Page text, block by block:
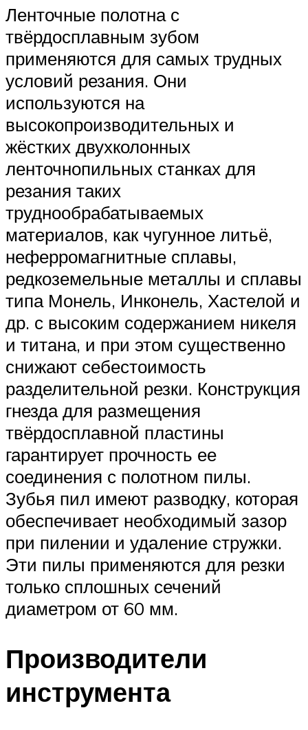
Ленточные полотна с
твёрдосплавным зубом
применяются для самых трудных
условий резания. Они
используются на
высокопроизводительных и
жёстких двухколонных
ленточнопильных станках для
резания таких
труднообрабатываемых
материалов, как чугунное литьё,
неферромагнитные сплавы,
редкоземельные металлы и сплавы
типа Монель, Инконель, Хастелой и
др. с высоким содержанием никеля
и титана, и при этом существенно
снижают себестоимость
разделительной резки. Конструкция
гнезда для размещения
твёрдосплавной пластины
гарантирует прочность ее
соединения с полотном пилы.
Зубья пил имеют разводку, которая
обеспечивает необходимый зазор
при пилении и удаление стружки.
Эти пилы применяются для резки
только сплошных сечений
диаметром от 60 мм.
Производители
инструмента